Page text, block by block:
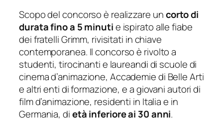
Scopo del concorso è realizzare uncorto di
durata fino a 5 minutie ispirato alle fiabe
dei fratelli Grimm, rivisitati in chiave
contemporanea. Il concorso è rivolto a
studenti, tirocinanti e laureandi di scuole di
cinema d’animazione, Accademie di Belle Arti
e altri enti di formazione, e a giovani autori di
film d’animazione, residenti in Italia e in
Germania, dietà inferiore ai 30 anni.